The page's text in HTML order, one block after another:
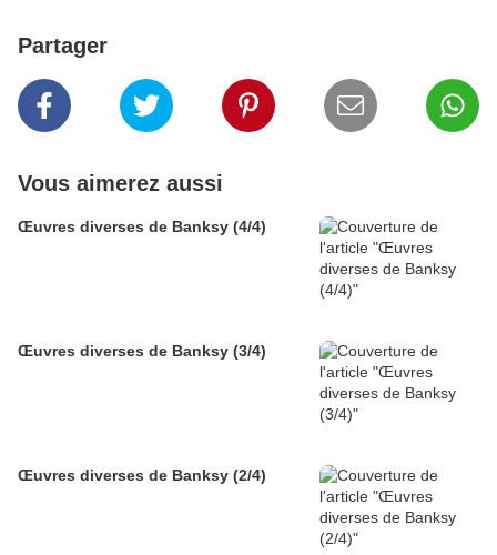
Partager
Vous aimerez aussi
Œuvres diverses de Banksy (4/4)
Œuvres diverses de Banksy (3/4)
Œuvres diverses de Banksy (2/4)